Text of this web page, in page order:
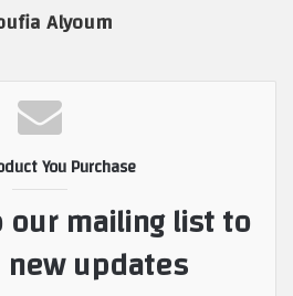
Alyoum
You Purchase
mailing list to
updates!